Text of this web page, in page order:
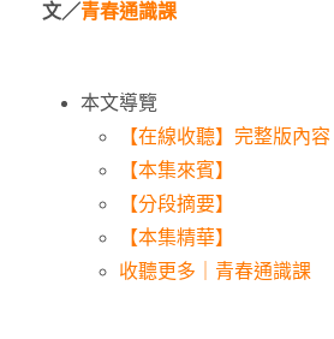
文／青春通識課
本文導覽
【在線收聽】完整版內容
【本集來賓】
【分段摘要】
【本集精華】
收聽更多｜青春通識課